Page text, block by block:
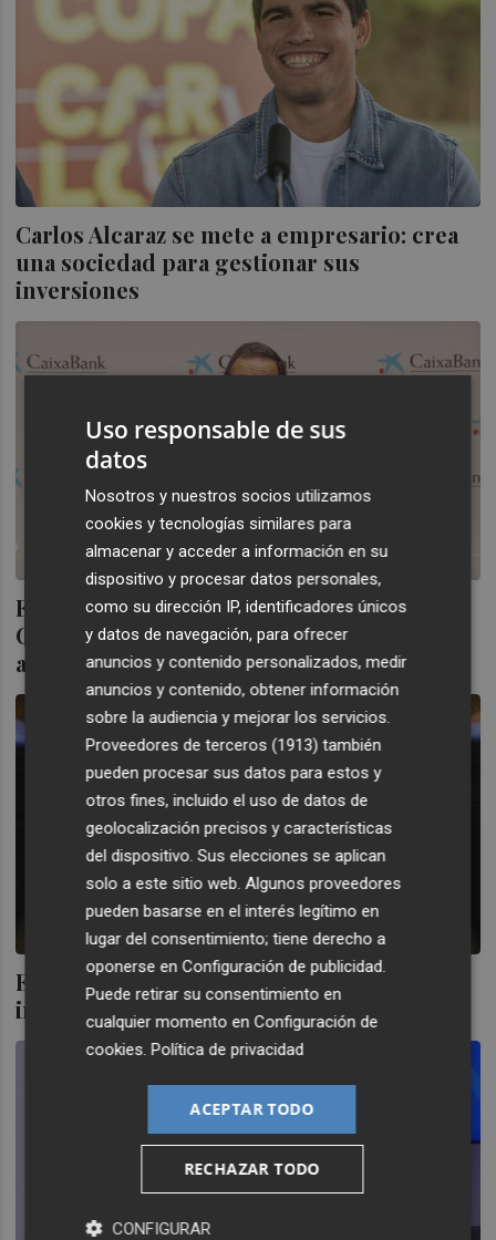
Carlos Alcaraz se mete a empresario: crea
una sociedad para gestionar sus
inversiones
El Fondo Europeo de Inversiones,
CaixaBank y MicroBank reforzarán su
apoyo a las pymes españolas
El impacto de la incertidumbre en las
inversiones
Uso responsable de sus
datos
Nosotros y nuestros socios utilizamos
cookies y tecnologías similares para
almacenar y acceder a información en su
dispositivo y procesar datos personales,
como su dirección IP, identificadores únicos
y datos de navegación, para ofrecer
anuncios y contenido personalizados, medir
anuncios y contenido, obtener información
sobre la audiencia y mejorar los servicios.
Proveedores de terceros (1913) también
pueden procesar sus datos para estos y
otros fines, incluido el uso de datos de
geolocalización precisos y características
del dispositivo. Sus elecciones se aplican
solo a este sitio web. Algunos proveedores
pueden basarse en el interés legítimo en
lugar del consentimiento; tiene derecho a
oponerse enConfiguración de publicidad
Puede retirar su consentimiento en
cualquier momento enConfiguración de
cookies .Política de privacidad
ACEPTAR TODO
RECHAZAR TODO
CONFIGURAR